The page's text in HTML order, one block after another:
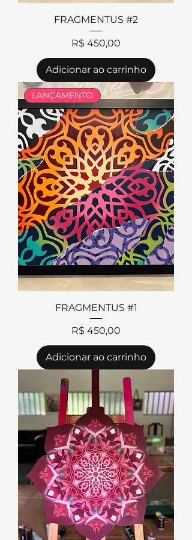
FRAGMENTUS #2
Preço
R$ 450,00
Adicionar ao carrinho
LANÇAMENTO
FRAGMENTUS #1
Preço
R$ 450,00
Adicionar ao carrinho